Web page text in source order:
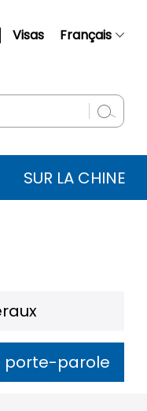
Visas Français
English
Русский
Español
SUR LA CHINE
porte-parole